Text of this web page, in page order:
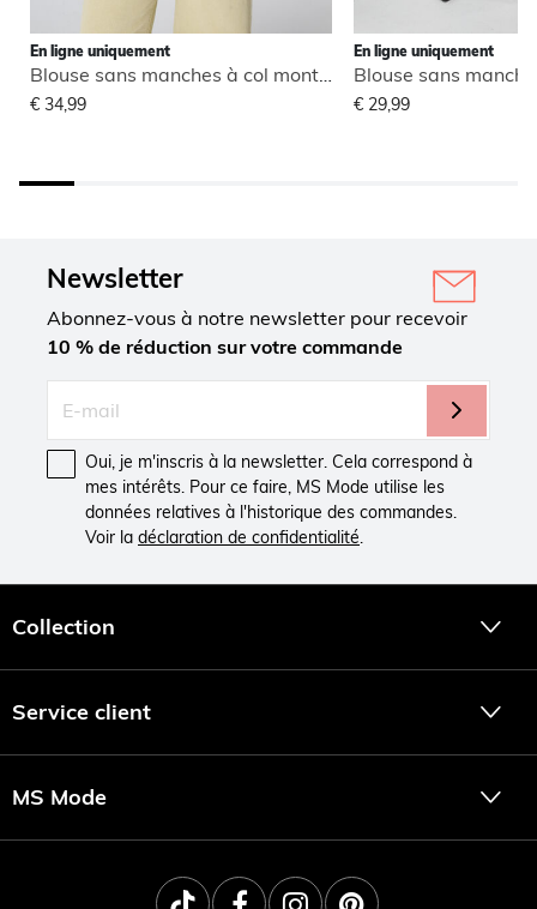
En ligne uniquement
Blouse sans manches à col montant
€ 34,99
En ligne uniquement
€ 29,99
Newsletter
Abonnez-vous à notre newsletter pour recevoir
10 % de réduction sur votre commande
Oui, je m'inscris à la newsletter. Cela correspond à
mes intérêts. Pour ce faire, MS Mode utilise les
données relatives à l'historique des commandes.
Voir la déclaration de confidentialité.
Collection
Service client
MS Mode